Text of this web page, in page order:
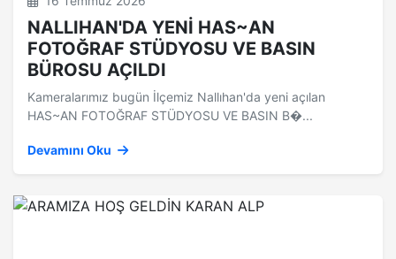
NALLIHAN'DA YENİ HAS~AN
FOTOĞRAF STÜDYOSU VE BASIN
BÜROSU AÇILDI
Kameralarımız bugün İlçemiz Nallıhan'da yeni açılan
HAS~AN FOTOĞRAF STÜDYOSU VE BASIN B�...
Devamını Oku